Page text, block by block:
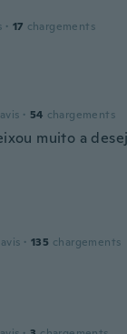
· 17 chargements
avis · 54 chargements
muito a
avis · 135 chargements